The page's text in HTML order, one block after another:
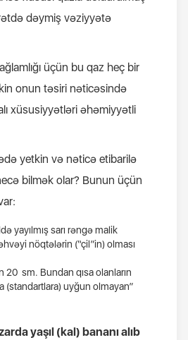
dəymiş vəziyyətə
üçün bu qaz heç bir
onun təsiri nəticəsində
xüsusiyyətləri əhəmiyyətli
yetkin və nəticə etibarilə
bilmək olar? Bunun üçün
:
yayılmış sarı rəngə malik
nöqtələrin (“çil”in) olması
sm. Bundan qısa olanların
(standartlara) uyğun olmayan”
yaşıl (kal) bananı alıb